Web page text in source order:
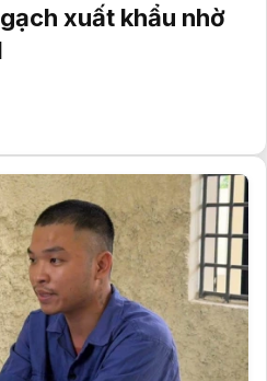
xuất khẩu nhờ